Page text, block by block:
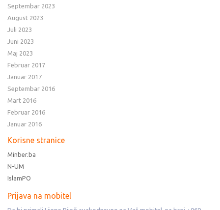
Septembar 2023
August 2023
Juli 2023
Juni 2023
Maj 2023
Februar 2017
Januar 2017
Septembar 2016
Mart 2016
Februar 2016
Januar 2016
Korisne stranice
Minber.ba
N-UM
IslamPO
Prijava na mobitel